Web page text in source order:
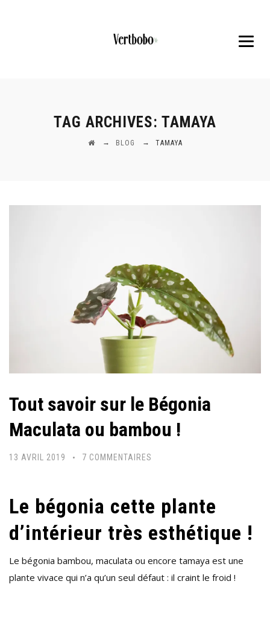
TAG ARCHIVES: TAMAYA
→ BLOG → TAMAYA
Tout savoir sur le Bégonia
Maculata ou bambou !
13 AVRIL 2019 7 COMMENTAIRES
SUR
BÉGONIA
MACULATA
OU
Le bégonia cette plante
d’intérieur très esthétique !
Le bégonia bambou, maculata ou encore tamaya est une
plante vivace qui n’a qu’un seul défaut : il craint le froid !